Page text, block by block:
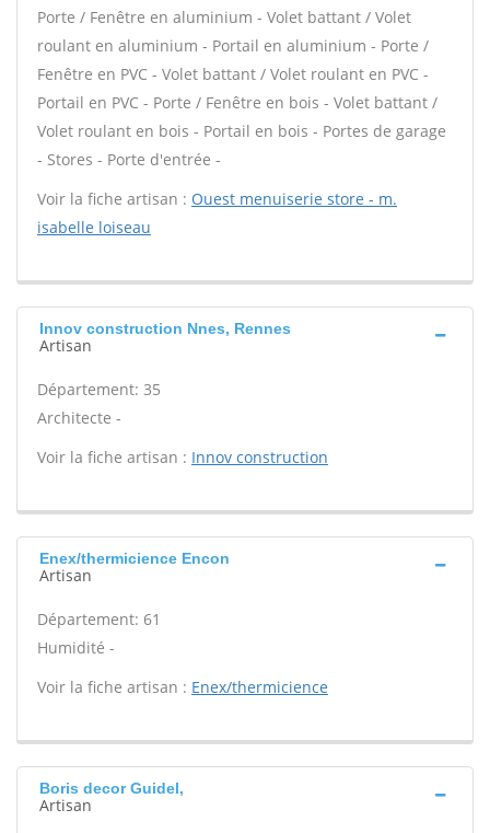
Porte / Fenêtre en aluminium - Volet battant / Volet
roulant en aluminium - Portail en aluminium - Porte /
Fenêtre en PVC - Volet battant / Volet roulant en PVC -
Portail en PVC - Porte / Fenêtre en bois - Volet battant /
Volet roulant en bois - Portail en bois - Portes de garage
- Stores - Porte d'entrée -
Voir la fiche artisan : Ouest menuiserie store - m.
isabelle loiseau
Innov construction Nnes, Rennes
Artisan
Département: 35
Architecte -
Voir la fiche artisan : Innov construction
Enex/thermicience Encon
Artisan
Département: 61
Humidité -
Voir la fiche artisan : Enex/thermicience
Boris decor Guidel,
Artisan